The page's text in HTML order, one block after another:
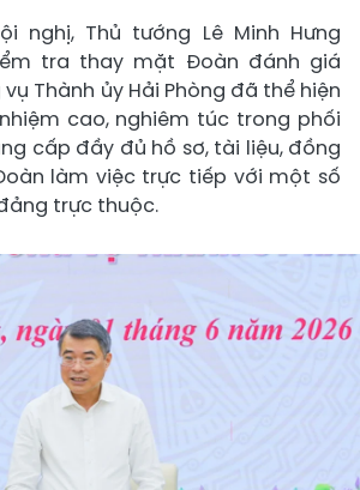
nghị, Thủ tướng Lê Minh Hưng
tra thay mặt Đoàn đánh giá
Thành ủy Hải Phòng đã thể hiện
cao, nghiêm túc trong phối
cấp đầy đủ hồ sơ, tài liệu, đồng
làm việc trực tiếp với một số
trực thuộc.